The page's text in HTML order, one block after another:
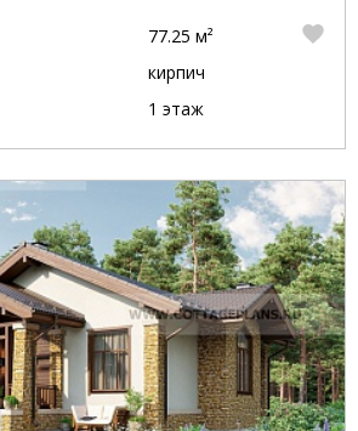
77.25 м²
кирпич
1 этаж